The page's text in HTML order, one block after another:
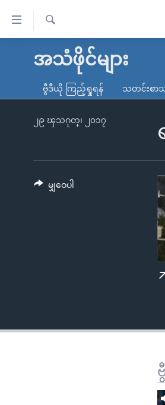
လွယ်ကူ
သည့်
ကျော်
မူလစာမျက်နှာ
ကမ္ဘာ့သတင်းများ
နိုင်ငံတကာ
တရုတ်
အစ္စရေး-ပါလက်စတိုင်း
ရပ်ဝန်းတခု လမ်းတခု အလွန်
အင်္ဂလိပ်စာလေ့လာမယ်
ရ
အသံဖိုင်များ
ဗွီဒီယို ကြည့်ရှုရန် သတင်းစာသ
၂၉ ၾသဂုတ္၊ ၂၀၁၇
မျှဝေပါ